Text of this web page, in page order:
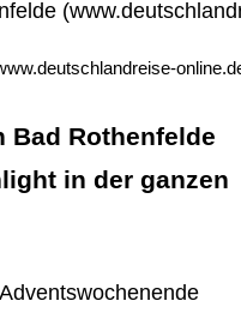
Bad Rothenfelde
in der ganzen